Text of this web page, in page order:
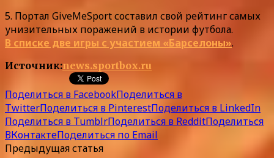
5. Портал GiveMeSport составил свой рейтинг самых
унизительных поражений в истории футбола.
В списке две игры с участием «Барселоны».
Источник:news.sportbox.ru
Поделиться в FacebookПоделиться в
TwitterПоделиться в PinterestПоделиться в LinkedIn
Поделиться в TumblrПоделиться в RedditПоделиться
ВКонтактеПоделиться по Email
Предыдущая статья